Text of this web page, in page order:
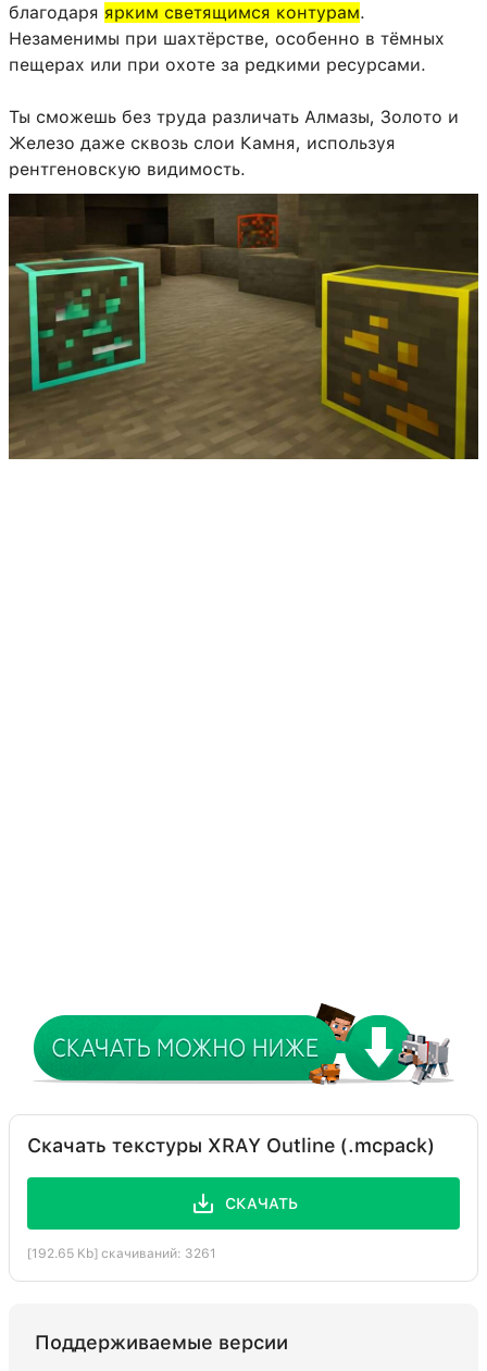
благодаря ярким светящимся контурам.
Незаменимы при шахтёрстве, особенно в тёмных
пещерах или при охоте за редкими ресурсами.
Ты сможешь без труда различать Алмазы, Золото и
Железо даже сквозь слои Камня, используя
рентгеновскую видимость.
Скачать текстуры XRAY Outline (.mcpack)
СКАЧАТЬ
[192.65 Kb] скачиваний: 3261
Поддерживаемые версии